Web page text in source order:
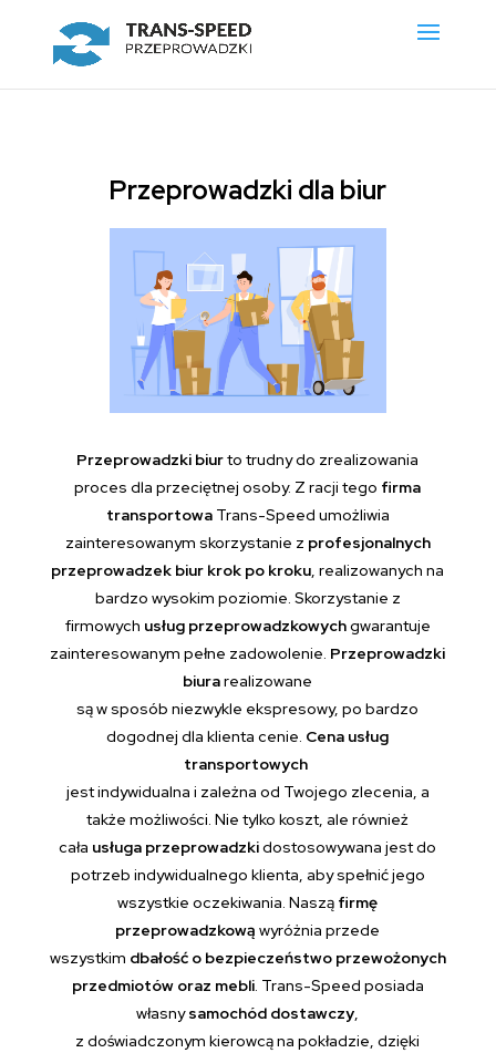
Przeprowadzki dla biur
Przeprowadzki biurto trudny do zrealizowania
proces dla przeciętnej osoby. Z racji tego firma
transportowaTrans-Speed umożliwia
zainteresowanym skorzystanie z profesjonalnych
przeprowadzek biur krok po kroku, realizowanych na
bardzo wysokim poziomie. Skorzystanie z
firmowych usług przeprowadzkowychgwarantuje
zainteresowanym pełne zadowolenie. Przeprowadzki
biurarealizowane
są w sposób niezwykle ekspresowy, po bardzo
dogodnej dla klienta cenie. Cena usług
transportowych
jest indywidualna i zależna od Twojego zlecenia, a
także możliwości. Nie tylko koszt, ale również
cała usługa przeprowadzkidostosowywana jest do
potrzeb indywidualnego klienta, aby spełnić jego
wszystkie oczekiwania. Naszą firmę
przeprowadzkową wyróżnia przede
wszystkim dbałość o bezpieczeństwo przewożonych
przedmiotów oraz mebli. Trans-Speed posiada
własnysamochód dostawczy,
z doświadczonym kierowcą na pokładzie, dzięki